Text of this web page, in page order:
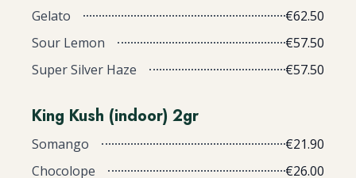
Gelato
€62.50
Sour Lemon
€57.50
Super Silver Haze
€57.50
King Kush (indoor) 2gr
Somango
€21.90
Chocolope
€26.00